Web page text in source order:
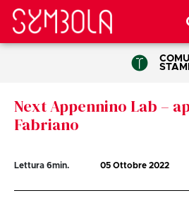
Next Appennino Lab –
Fabriano
Lettura 6min. 05 Ottobre 2022